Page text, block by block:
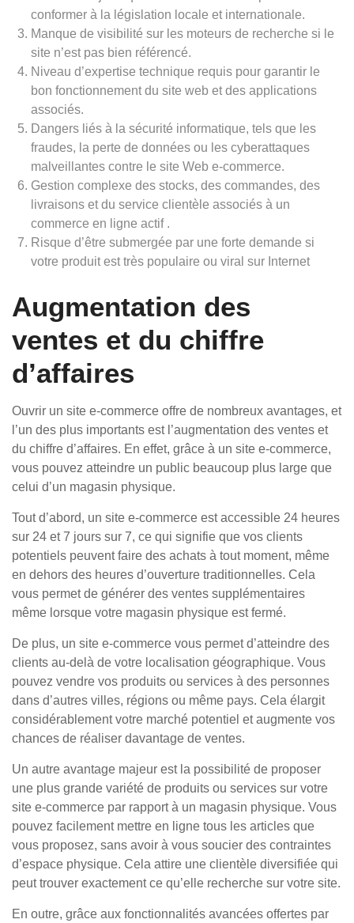
conformer à la législation locale et internationale.
Manque de visibilité sur les moteurs de recherche si le
site n’est pas bien référencé.
Niveau d’expertise technique requis pour garantir le
bon fonctionnement du site web et des applications
associés.
Dangers liés à la sécurité informatique, tels que les
fraudes, la perte de données ou les cyberattaques
malveillantes contre le site Web e-commerce.
Gestion complexe des stocks, des commandes, des
livraisons et du service clientèle associés à un
commerce en ligne actif .
Risque d’être submergée par une forte demande si
votre produit est très populaire ou viral sur Internet
Augmentation des
ventes et du chiffre
d’affaires
Ouvrir un site e-commerce offre de nombreux avantages, et
l’un des plus importants est l’augmentation des ventes et
du chiffre d’affaires. En effet, grâce à un site e-commerce,
vous pouvez atteindre un public beaucoup plus large que
celui d’un magasin physique.
Tout d’abord, un site e-commerce est accessible 24 heures
sur 24 et 7 jours sur 7, ce qui signifie que vos clients
potentiels peuvent faire des achats à tout moment, même
en dehors des heures d’ouverture traditionnelles. Cela
vous permet de générer des ventes supplémentaires
même lorsque votre magasin physique est fermé.
De plus, un site e-commerce vous permet d’atteindre des
clients au-delà de votre localisation géographique. Vous
pouvez vendre vos produits ou services à des personnes
dans d’autres villes, régions ou même pays. Cela élargit
considérablement votre marché potentiel et augmente vos
chances de réaliser davantage de ventes.
Un autre avantage majeur est la possibilité de proposer
une plus grande variété de produits ou services sur votre
site e-commerce par rapport à un magasin physique. Vous
pouvez facilement mettre en ligne tous les articles que
vous proposez, sans avoir à vous soucier des contraintes
d’espace physique. Cela attire une clientèle diversifiée qui
peut trouver exactement ce qu’elle recherche sur votre site.
En outre, grâce aux fonctionnalités avancées offertes par